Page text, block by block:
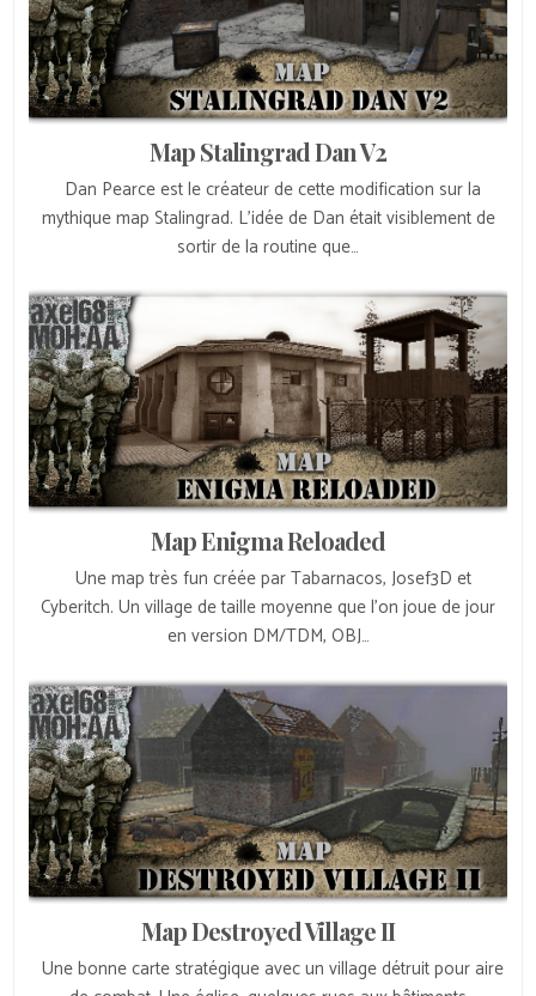
Map Stalingrad Dan V2
Dan Pearce est le créateur de cette modification sur la
mythique map Stalingrad. L’idée de Dan était visiblement de
sortir de la routine que…
Map Enigma Reloaded
Une map très fun créée par Tabarnacos, Josef3D et
Cyberitch. Un village de taille moyenne que l’on joue de jour
en version DM/TDM, OBJ…
Map Destroyed Village II
Une bonne carte stratégique avec un village détruit pour aire